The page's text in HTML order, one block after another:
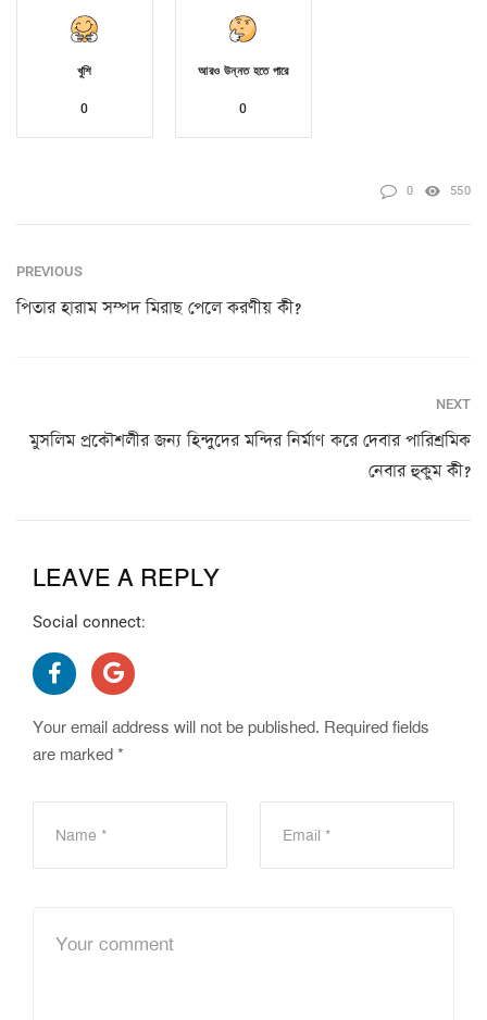
খুশি
0
আরও উন্নত হতে পারে
0
0 550
PREVIOUS
পিতার হারাম সম্পদ মিরাছ পেলে করণীয় কী?
NEXT
মুসলিম প্রকৌশলীর জন্য হিন্দুদের মন্দির নির্মাণ করে দেবার পারিশ্রমিক
নেবার হুকুম কী?
LEAVE A REPLY
Social connect:
Your email address will not be published. Required fields
are marked *